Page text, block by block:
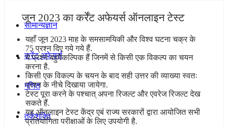
सामान्यज्ञान
करेंट अफेयर्स
गणित
तर्कशक्ति
जून 2023 का कर्रेंट अफेयर्स ऑनलाइन टेस्ट
यहाँ जून 2023 माह के समसामयिकी और विश्व घटना चक्र के
75 प्रश्न दिए गये गये हैं.
ये प्रश्न बहुवैकल्पिक हैं जिनमें से किसी एक विकल्प का चयन
करना है.
किसी एक विकल्प के चयन के बाद सही उत्तर की व्याख्या स्वतः
प्रश्न के नीचे दिखाया जायेगा.
टेस्ट पूरा करने के पश्चात् अपना रिजल्ट और एवरेज रिजल्ट देख
सकते हैं.
यह ऑनलाइन टेस्ट केंद्र एबं राज्य सरकारों द्वारा आयोजित सभी
प्रतियोगिता परीक्षाओं के लिए उपयोगी है.